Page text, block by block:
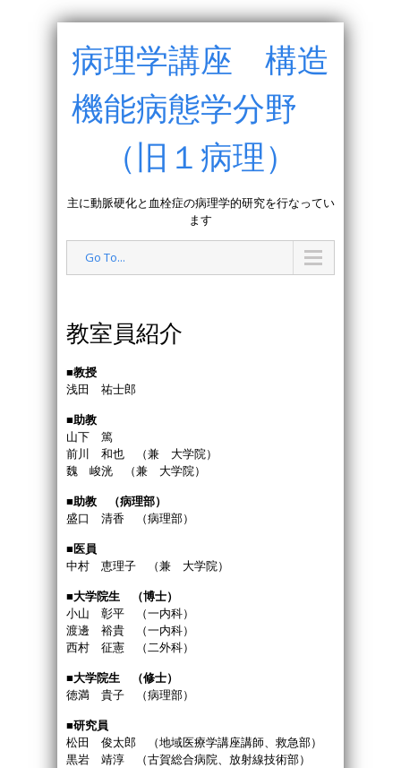
病理学講座 構造
機能病態学分野
（旧１病理）
主に動脈硬化と血栓症の病理学的研究を行なってい
ます
Go To...
教室員紹介
■教授
浅田 祐士郎
■助教
山下 篤
前川 和也 （兼 大学院）
魏 峻洸 （兼 大学院）
■助教 （病理部）
盛口 清香 （病理部）
■医員
中村 恵理子 （兼 大学院）
■大学院生 （博士）
小山 彰平 （一内科）
渡邊 裕貴 （一内科）
西村 征憲 （二外科）
■大学院生 （修士）
徳満 貴子 （病理部）
■研究員
松田 俊太郎 （地域医療学講座講師、救急部）
黒岩 靖淳 （古賀総合病院、放射線技術部）